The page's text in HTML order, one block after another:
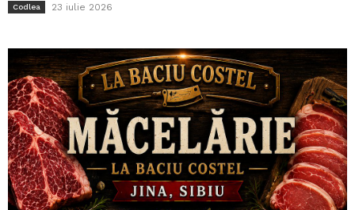
Codlea 23 iulie 2026